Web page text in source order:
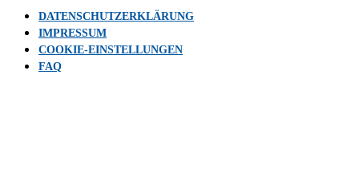
DATENSCHUTZERKLÄRUNG
IMPRESSUM
COOKIE-EINSTELLUNGEN
FAQ